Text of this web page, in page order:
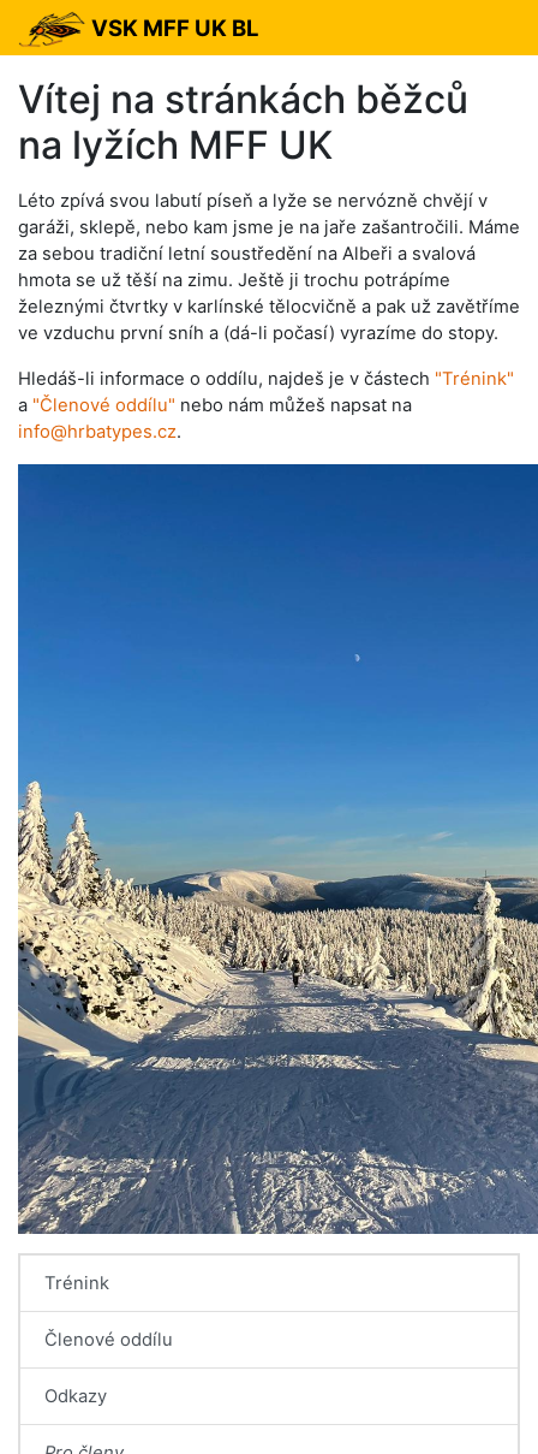
VSK MFF UK BL
Vítej na stránkách běžců
na lyžích MFF UK
Léto zpívá svou labutí píseň a lyže se nervózně chvějí v
garáži, sklepě, nebo kam jsme je na jaře zašantročili. Máme
za sebou tradiční letní soustředění na Albeři a svalová
hmota se už těší na zimu. Ještě ji trochu potrápíme
železnými čtvrtky v karlínské tělocvičně a pak už zavětříme
ve vzduchu první sníh a (dá-li počasí) vyrazíme do stopy.
Hledáš-li informace o oddílu, najdeš je v částech "Trénink"
a "Členové oddílu" nebo nám můžeš napsat na
info@hrbatypes.cz.
Trénink
Členové oddílu
Odkazy